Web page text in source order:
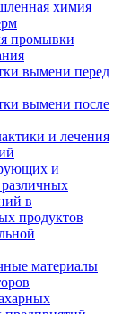
химия
промывки
вымени перед
вымени после
и лечения
и
в
продуктов
материалы